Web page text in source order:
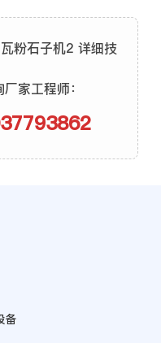
粉石子机2 详细技
家工程师：
备